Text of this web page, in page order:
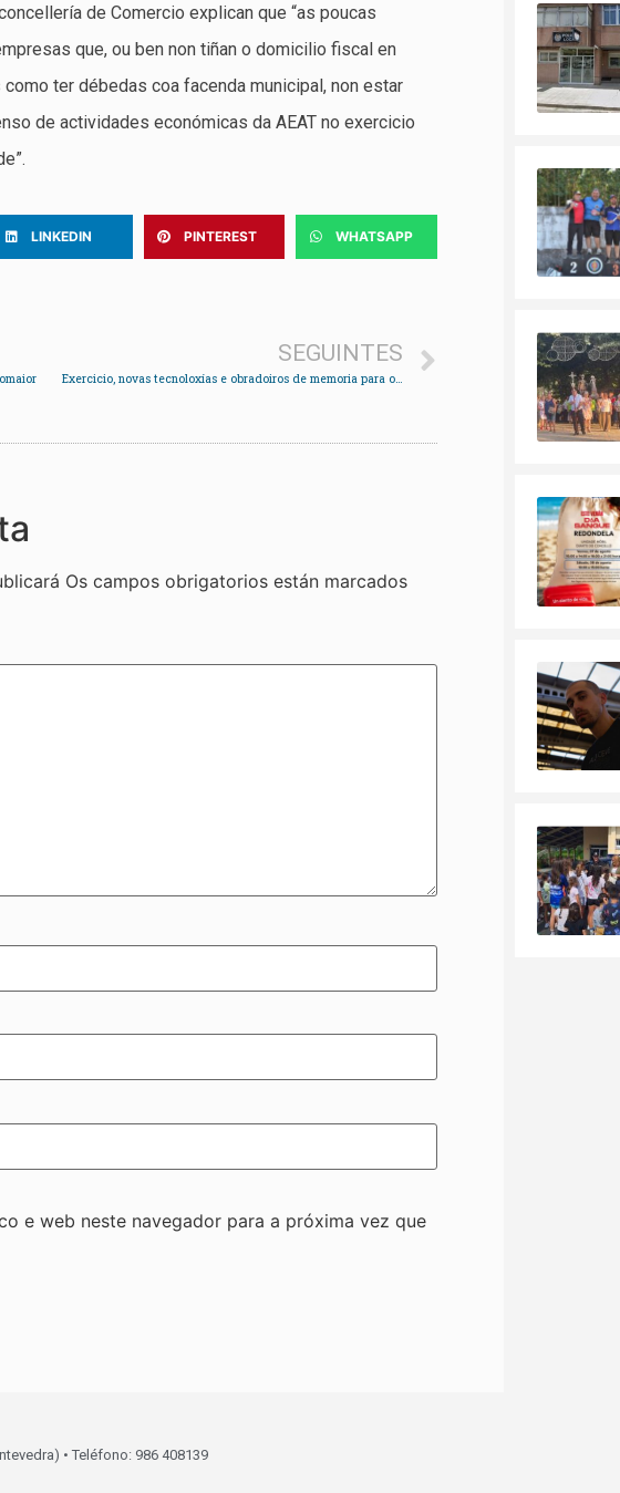
de Comercio explican que “as poucas
que, ou ben non tiñan o domicilio fiscal en
ter débedas coa facenda municipal, non estar
de actividades económicas da AEAT no exercicio
LINKEDIN PINTEREST WHATSAPP
SEGUINTES
Exercicio, novas tecnoloxías e obradoiros de memoria para os maiores
Os campos obrigatorios están marcados
e web neste navegador para a próxima vez que
• Teléfono: 986 408139